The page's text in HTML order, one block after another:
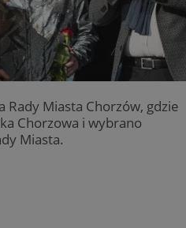
Rady Miasta Chorzów, gdzie
Chorzowa i wybrano
Miasta.